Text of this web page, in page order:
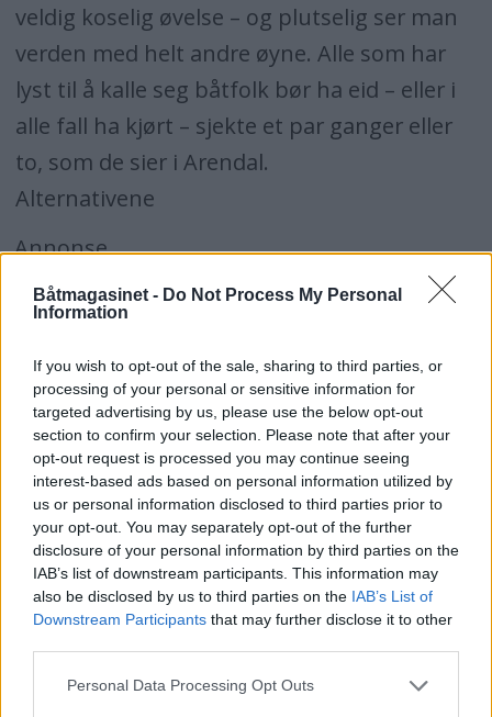
Båtmagasinet - Do Not Process My Personal
Information
If you wish to opt-out of the sale, sharing to third parties, or
processing of your personal or sensitive information for
targeted advertising by us, please use the below opt-out
section to confirm your selection. Please note that after your
opt-out request is processed you may continue seeing
interest-based ads based on personal information utilized by
us or personal information disclosed to third parties prior to
your opt-out. You may separately opt-out of the further
disclosure of your personal information by third parties on the
IAB’s list of downstream participants. This information may
also be disclosed by us to third parties on the IAB’s List of
Downstream Participants that may further disclose it to other
Personal Data Processing Opt Outs
veldig koselig øvelse – og plutselig ser man
verden med helt andre øyne. Alle som har
lyst til å kalle seg båtfolk bør ha eid – eller i
alle fall ha kjørt – sjekte et par ganger eller
to, som de sier i Arendal.
Alternativene
Annonse
Nidelv 24
Motor: Volvo Penta, 36 hk
Pris: Ca 124.000,-
Viksund 660
Årsmodell: 1982
Motor: Yanmar, 15 hk
Pris: Ca 75.000,-
Crescent 21 Allure
Årsmodell: 2008